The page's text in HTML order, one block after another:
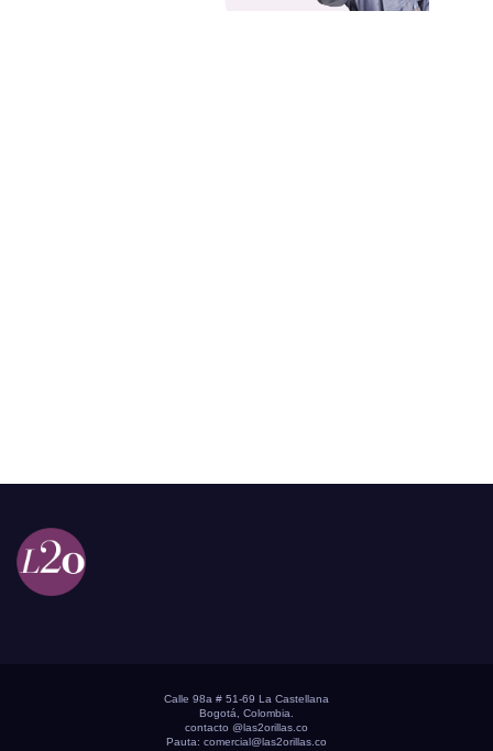
Calle 98a # 51-69 La Castellana
Bogotá, Colombia.
contacto @las2orillas.co
Pauta: comercial@las2orillas.co